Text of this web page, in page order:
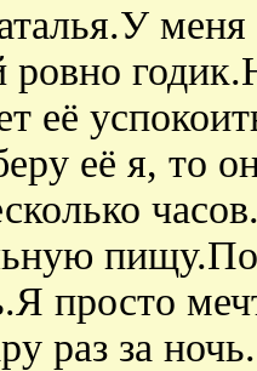
её
её я, то
просто
раз за ночь.